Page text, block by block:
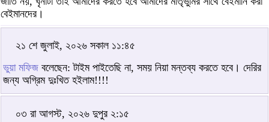
বেইমানদের।
২১ শে জুলাই, ২০২৬ সকাল ১১:৪৫
ভুয়া মফিজ বলেছেন: টাইম পাইতেছি না, সময় নিয়া মন্তব্য করতে হবে। দেরির
জন্য অগ্রিম দুঃখিত হইলাম!!!!
০৩ রা আগস্ট, ২০২৬ দুপুর ২:১৫